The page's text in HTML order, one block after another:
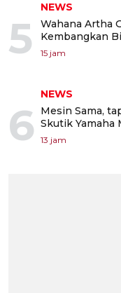
5
NEWS
Wahana Artha
Kembangkan
15 jam
6
NEWS
Mesin Sama,
Skutik Yamaha
13 jam